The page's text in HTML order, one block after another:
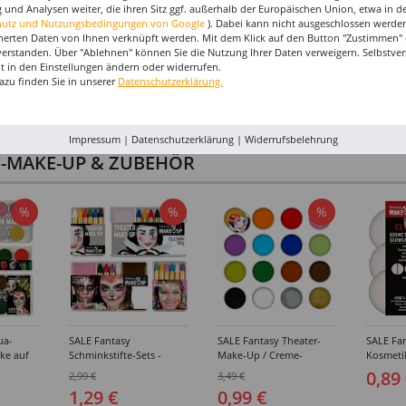
MAKE-UP & ZUBEHÖR
%
auf
%
SALE Fantasy
Schminkstifte-Sets -
Ausführungen
2,99 €
1,29 €
%
SALE Fantasy Theater-
Make-Up / Creme-
25g - Verschiedene
Karnevalsfarben
3,49 €
0,99 €
SALE
0,89
und Analysen weiter, die ihren Sitz ggf. außerhalb der Europäischen Union, etwa in
und Nutzungsbedingungen von Google ). Dabei kann nicht ausgeschlossen
Daten von Ihnen verknüpft werden. Mit dem Klick auf den Button "Zustimmen"
Über "Ablehnen" können Sie die Nutzung Ihrer Daten verweigern.
in den Einstellungen ändern oder widerrufen.
finden Sie in unserer Datenschutzerklärung.
Impressum| Datenschutzerklärung| Widerrufsbelehrung